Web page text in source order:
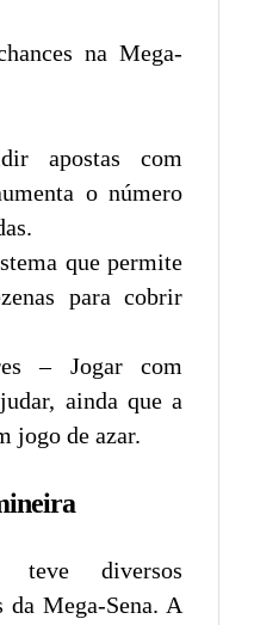
na Mega-
apostas com
o número
que permite
para cobrir
– Jogar com
ainda que a
jogo de azar.
diversos
da Mega-Sena. A